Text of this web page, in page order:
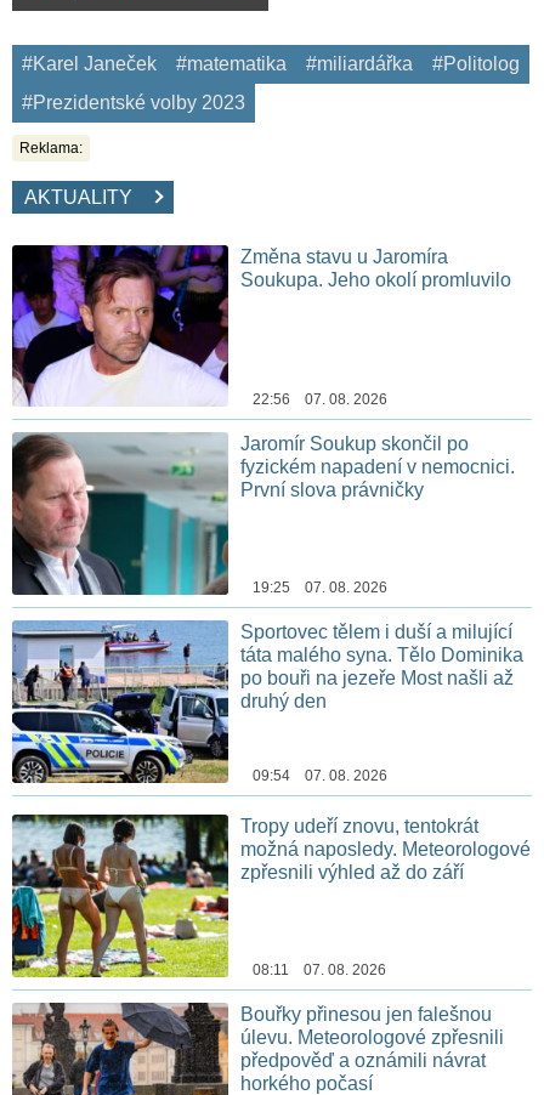
#Karel Janeček #matematika #miliardářka
#Politolog
#Prezidentské volby 2023
Reklama:
AKTUALITY
Změna stavu u Jaromíra
Soukupa. Jeho okolí promluvilo
22:56 07. 08. 2026
Jaromír Soukup skončil po
fyzickém napadení v nemocnici.
První slova právničky
19:25 07. 08. 2026
Sportovec tělem i duší a milující
táta malého syna. Tělo Dominika
po bouři na jezeře Most našli až
druhý den
09:54 07. 08. 2026
Tropy udeří znovu, tentokrát
možná naposledy. Meteorologové
zpřesnili výhled až do září
08:11 07. 08. 2026
Bouřky přinesou jen falešnou
úlevu. Meteorologové zpřesnili
předpověď a oznámili návrat
horkého počasí